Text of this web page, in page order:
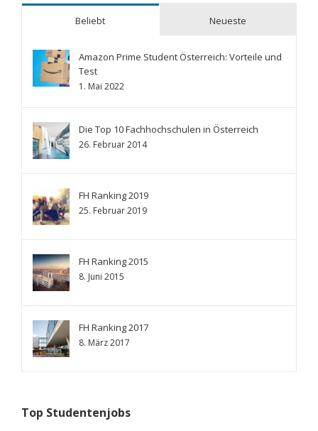
Beliebt Neueste
Amazon Prime Student Österreich: Vorteile und
Test
1. Mai 2022
Die Top 10 Fachhochschulen in Österreich
26. Februar 2014
FH Ranking 2019
25. Februar 2019
FH Ranking 2015
8. Juni 2015
FH Ranking 2017
8. März 2017
Top Studentenjobs